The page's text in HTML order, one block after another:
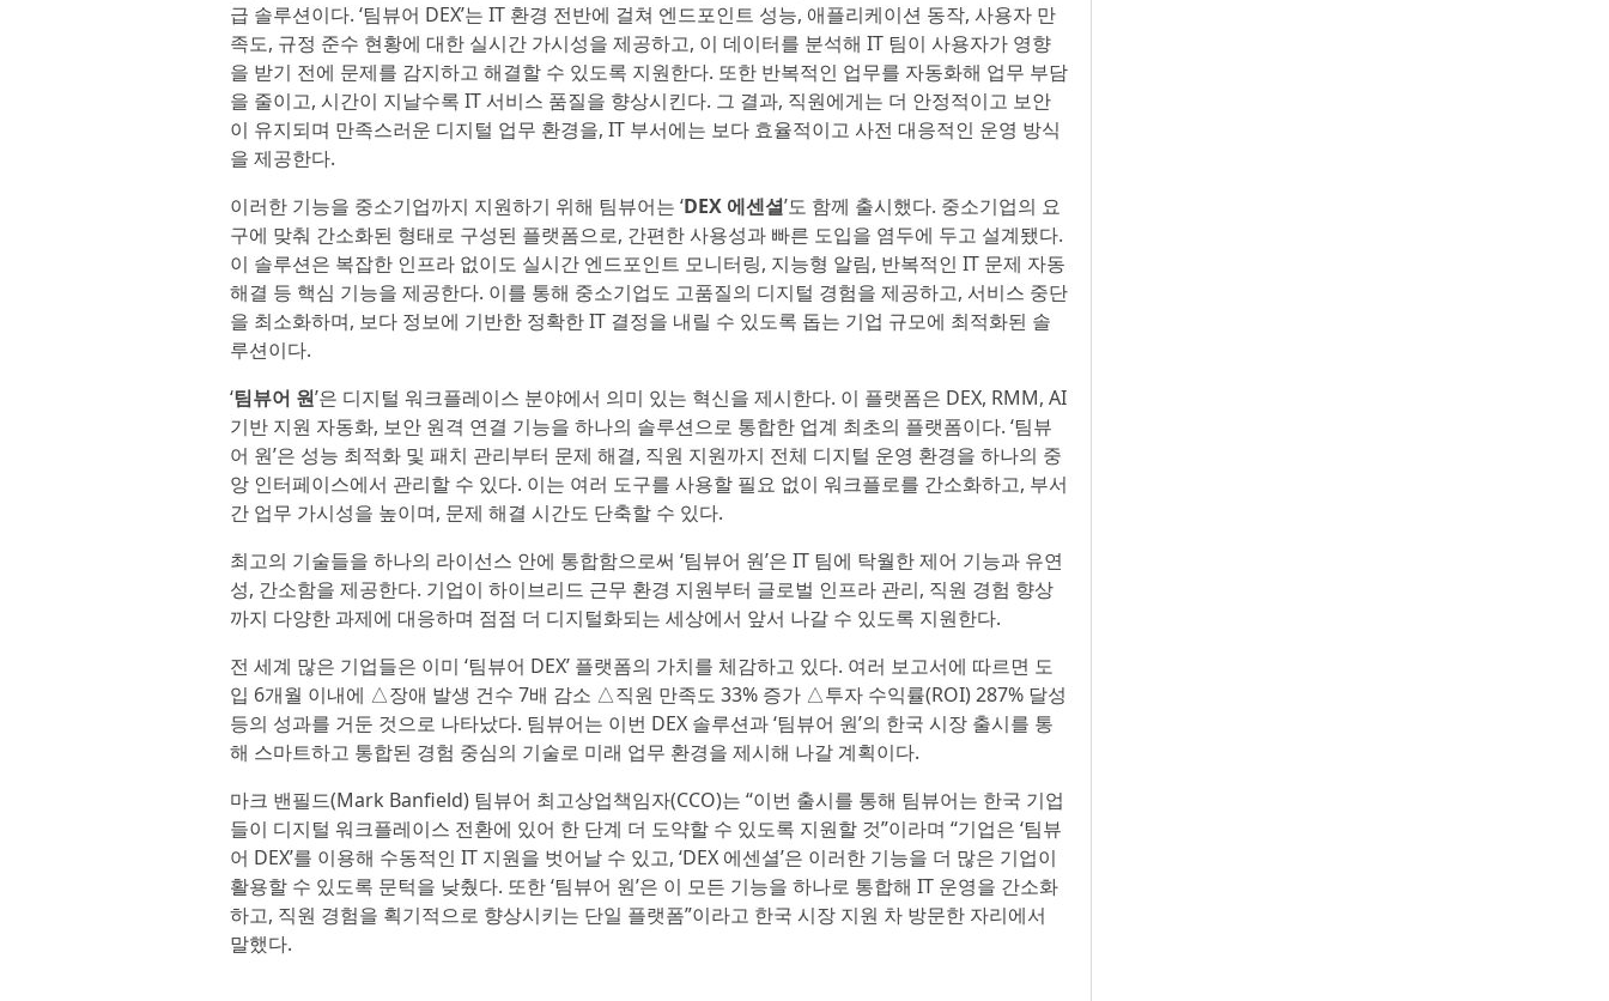
급 솔루션이다. ‘팀뷰어 DEX’는 IT 환경 전반에 걸쳐 엔드포인트 성능, 애플리케이션 동작, 사용자 만
족도, 규정 준수 현황에 대한 실시간 가시성을 제공하고, 이 데이터를 분석해 IT 팀이 사용자가 영향
을 받기 전에 문제를 감지하고 해결할 수 있도록 지원한다. 또한 반복적인 업무를 자동화해 업무 부담
을 줄이고, 시간이 지날수록 IT 서비스 품질을 향상시킨다. 그 결과, 직원에게는 더 안정적이고 보안
이 유지되며 만족스러운 디지털 업무 환경을, IT 부서에는 보다 효율적이고 사전 대응적인 운영 방식
을 제공한다.
이러한 기능을 중소기업까지 지원하기 위해 팀뷰어는 ‘DEX 에센셜’도 함께 출시했다. 중소기업의 요
구에 맞춰 간소화된 형태로 구성된 플랫폼으로, 간편한 사용성과 빠른 도입을 염두에 두고 설계됐다.
이 솔루션은 복잡한 인프라 없이도 실시간 엔드포인트 모니터링, 지능형 알림, 반복적인 IT 문제 자동
해결 등 핵심 기능을 제공한다. 이를 통해 중소기업도 고품질의 디지털 경험을 제공하고, 서비스 중단
을 최소화하며, 보다 정보에 기반한 정확한 IT 결정을 내릴 수 있도록 돕는 기업 규모에 최적화된 솔
루션이다.
‘팀뷰어 원’은 디지털 워크플레이스 분야에서 의미 있는 혁신을 제시한다. 이 플랫폼은 DEX, RMM, AI
기반 지원 자동화, 보안 원격 연결 기능을 하나의 솔루션으로 통합한 업계 최초의 플랫폼이다. ‘팀뷰
어 원’은 성능 최적화 및 패치 관리부터 문제 해결, 직원 지원까지 전체 디지털 운영 환경을 하나의 중
앙 인터페이스에서 관리할 수 있다. 이는 여러 도구를 사용할 필요 없이 워크플로를 간소화하고, 부서
간 업무 가시성을 높이며, 문제 해결 시간도 단축할 수 있다.
최고의 기술들을 하나의 라이선스 안에 통합함으로써 ‘팀뷰어 원’은 IT 팀에 탁월한 제어 기능과 유연
성, 간소함을 제공한다. 기업이 하이브리드 근무 환경 지원부터 글로벌 인프라 관리, 직원 경험 향상
까지 다양한 과제에 대응하며 점점 더 디지털화되는 세상에서 앞서 나갈 수 있도록 지원한다.
전 세계 많은 기업들은 이미 ‘팀뷰어 DEX’ 플랫폼의 가치를 체감하고 있다. 여러 보고서에 따르면 도
입 6개월 이내에 △장애 발생 건수 7배 감소 △직원 만족도 33% 증가 △투자 수익률(ROI) 287% 달성
등의 성과를 거둔 것으로 나타났다. 팀뷰어는 이번 DEX 솔루션과 ‘팀뷰어 원’의 한국 시장 출시를 통
해 스마트하고 통합된 경험 중심의 기술로 미래 업무 환경을 제시해 나갈 계획이다.
마크 밴필드(Mark Banfield) 팀뷰어 최고상업책임자(CCO)는 “이번 출시를 통해 팀뷰어는 한국 기업
들이 디지털 워크플레이스 전환에 있어 한 단계 더 도약할 수 있도록 지원할 것”이라며 “기업은 ‘팀뷰
어 DEX’를 이용해 수동적인 IT 지원을 벗어날 수 있고, ‘DEX 에센셜’은 이러한 기능을 더 많은 기업이
활용할 수 있도록 문턱을 낮췄다. 또한 ‘팀뷰어 원’은 이 모든 기능을 하나로 통합해 IT 운영을 간소화
하고, 직원 경험을 획기적으로 향상시키는 단일 플랫폼”이라고 한국 시장 지원 차 방문한 자리에서
말했다.